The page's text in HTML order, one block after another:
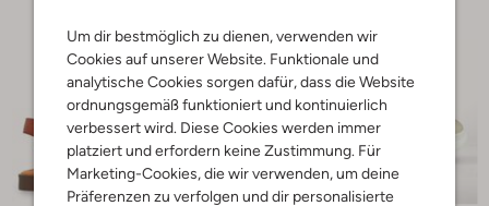
Um dir bestmöglich zu dienen, verwenden wir
Cookies auf unserer Website. Funktionale und
analytische Cookies sorgen dafür, dass die Website
ordnungsgemäß funktioniert und kontinuierlich
verbessert wird. Diese Cookies werden immer
platziert und erfordern keine Zustimmung. Für
Marketing-Cookies, die wir verwenden, um deine
Präferenzen zu verfolgen und dir personalisierte